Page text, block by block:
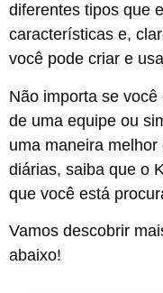
diferentes tipos que
características e,
você pode criar e
Não importa se
de uma equipe ou
uma maneira
diárias, saiba que o
que você está
Vamos descobrir
abaixo!